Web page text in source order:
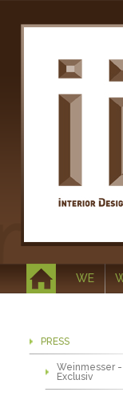
WE
PRESS
Weinmesser
Exclusiv